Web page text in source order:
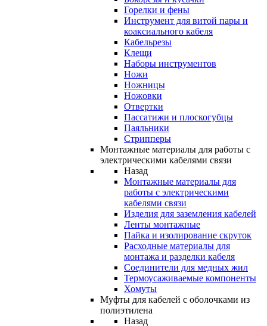
Горелки и фены
Инструмент для витой пары и
коаксиального кабеля
Кабельрезы
Клещи
Наборы инструментов
Ножи
Ножницы
Ножовки
Отвертки
Пассатижи и плоскогубцы
Паяльники
Стрипперы
Монтажные материалы для работы с
электрическими кабелями связи
Назад
Монтажные материалы для
работы с электрическими
кабелями связи
Изделия для заземления кабелей
Ленты монтажные
Пайка и изолирование скруток
Расходные материалы для
монтажа и разделки кабеля
Соединители для медных жил
Термоусаживаемые компоненты
Хомуты
Муфты для кабелей с оболочками из
полиэтилена
Назад